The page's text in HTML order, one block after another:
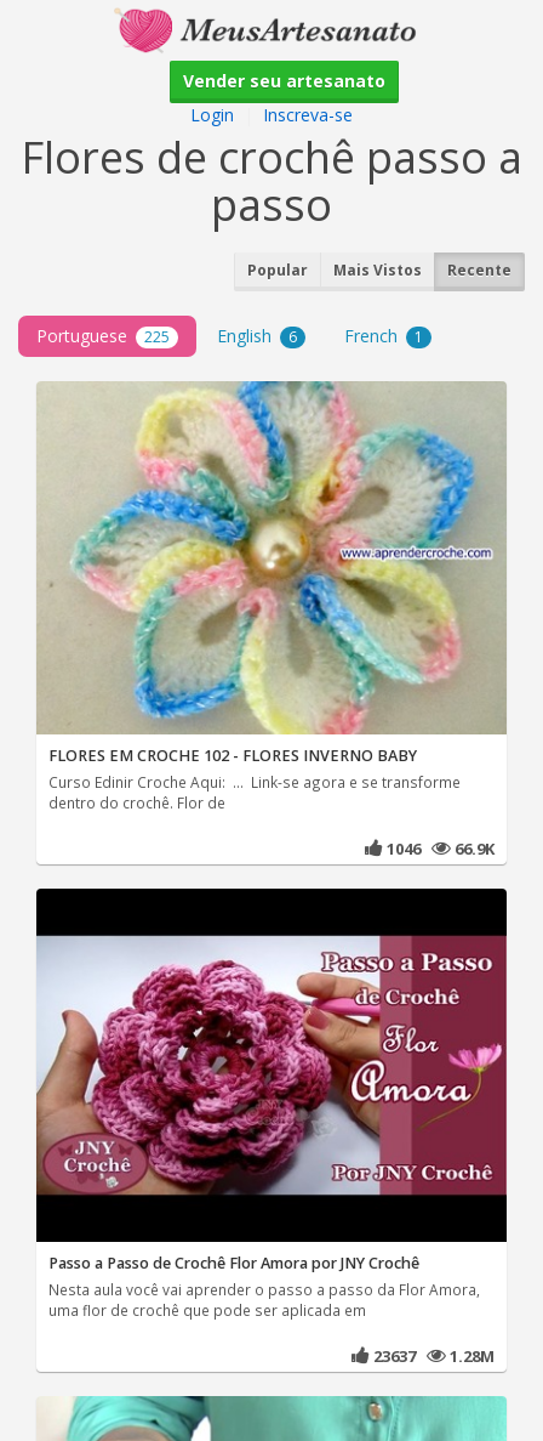
Vender seu artesanato
Login
Inscreva-se
Flores de crochê passo a
passo
Popular Mais Vistos Recente
Portuguese 225 English 6 French 1
FLORES EM CROCHE 102 - FLORES INVERNO BABY
Curso Edinir Croche Aqui: ... Link-se agora e se transforme
dentro do crochê. Flor de
1046 66.9K
Passo a Passo de Crochê Flor Amora por JNY Crochê
Nesta aula você vai aprender o passo a passo da Flor Amora,
uma flor de crochê que pode ser aplicada em
23637 1.28M